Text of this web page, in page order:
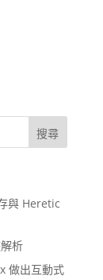
與 Heretic
析
做出互動式